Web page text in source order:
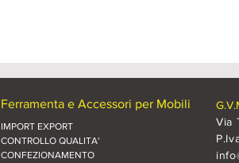
Ferramenta e Accessori per Mobili
IMPORT EXPORT
CONTROLLO QUALITA'
CONFEZIONAMENTO
Via